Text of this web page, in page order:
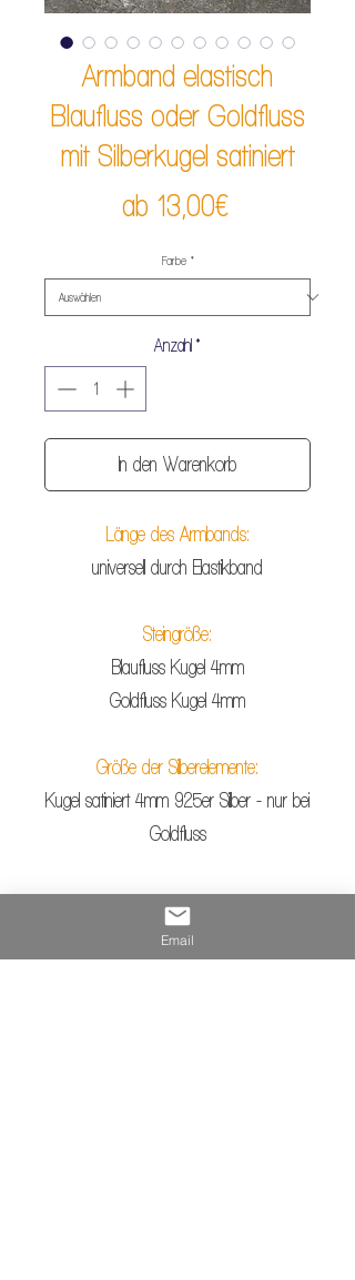
Armband elastisch
Blaufluss oder Goldfluss
mit Silberkugel satiniert
ab 13,00€Sale-
Farbe *
Anzahl *
In den Warenkorb
Länge des Armbands:
universell durch Elastikband
Steingröße:
Blaufluss Kugel 4mm
Goldfluss Kugel 4mm
Größe der Silberelemente:
Kugel satiniert 4mm 925er Silber - nur bei
Goldfluss
Email